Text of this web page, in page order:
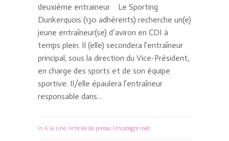
deuxième entraineur Le Sporting
Dunkerquois (130 adhérents) recherche un(e)
jeune entraîneur(se) d’aviron en CDI à
temps plein. Il (elle) secondera l'entraîneur
principal, sous la direction du Vice-Président,
en charge des sports et de son équipe
sportive. Il/elle épaulera l'entraîneur
responsable dans...
In A la Une, Articles de presse, Uncategorized